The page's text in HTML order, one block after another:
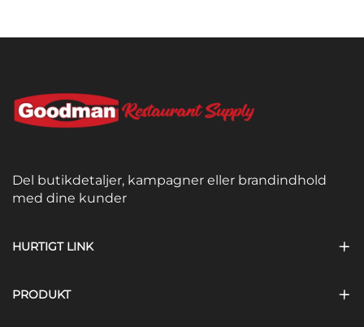
Del butikdetaljer, kampagner eller brandindhold
med dine kunder
HURTIGT LINK
PRODUKT